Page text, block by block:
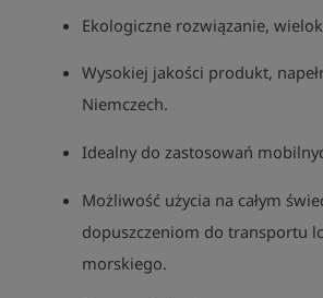
Ekologiczne rozwiązanie,
Wysokiej jakości produkt,
Niemczech.
Idealny do zastosowań
Możliwość użycia na całym
dopuszczeniom do transportu
morskiego.